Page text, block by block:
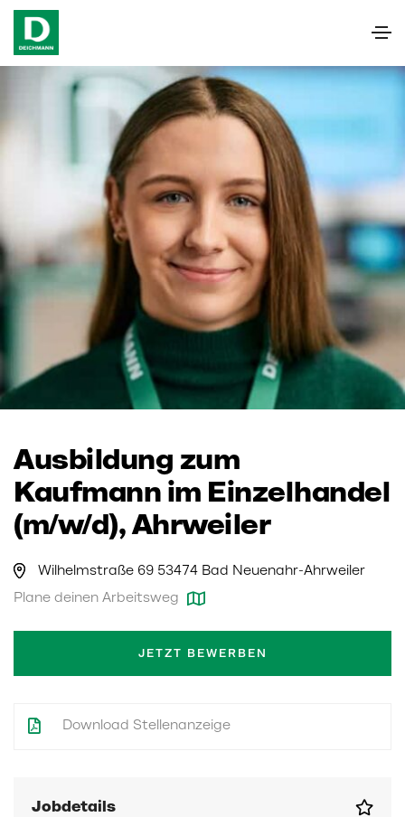
Ausbildung zum
Kaufmann im Einzelhandel
(m/w/d), Ahrweiler
Wilhelmstraße 69 53474 Bad Neuenahr-Ahrweiler
Plane deinen Arbeitsweg
JETZT BEWERBEN
Download Stellenanzeige
Jobdetails